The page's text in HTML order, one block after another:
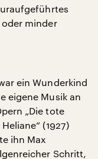
minder
ein Wunderkind
eigene Musik an
„Die tote
(1927)
ihn Max
Schritt,